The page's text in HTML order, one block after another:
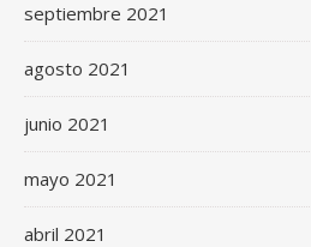
septiembre 2021
agosto 2021
junio 2021
mayo 2021
abril 2021